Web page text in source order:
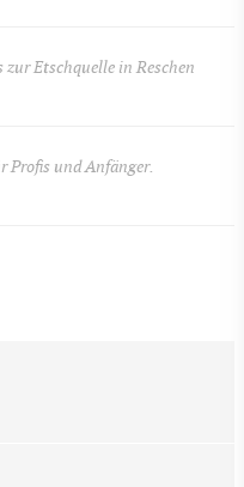
Etschquelle in Reschen
Profis und Anfänger.